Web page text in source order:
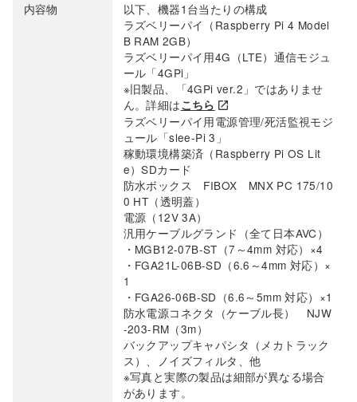
内容物
以下、機器1台当たりの構成
ラズベリーパイ（Raspberry Pi 4 Model
B RAM 2GB）
ラズベリーパイ用4G（LTE）通信モジュ
ール「4GPi」
※旧製品、「4GPi ver.2」ではありませ
ん。詳細はこちら
ラズベリーパイ用電源管理/死活監視モジ
ュール「slee-Pi 3」
稼動環境構築済（Raspberry Pi OS Lit
e）SDカード
防水ボックス FIBOX MNX PC 175/10
0 HT（透明蓋）
電源（12V 3A）
汎用ケーブルグランド（全て日本AVC）
・MGB12-07B-ST（7～4mm 対応）×4
・FGA21L-06B-SD（6.6～4mm 対応）×
1
・FGA26-06B-SD（6.6～5mm 対応）×1
防水電源コネクタ（ケーブル長） NJW
-203-RM（3m）
バックアップキャパシタ（メカトラック
ス）、ノイズフィルタ、他
※写真と実際の製品は細部が異なる場合
があります。